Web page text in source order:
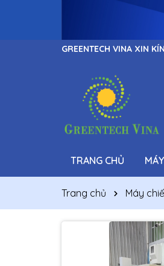
GREENTECH VINA XIN
TRANG CHỦ
Trang chủ Máy